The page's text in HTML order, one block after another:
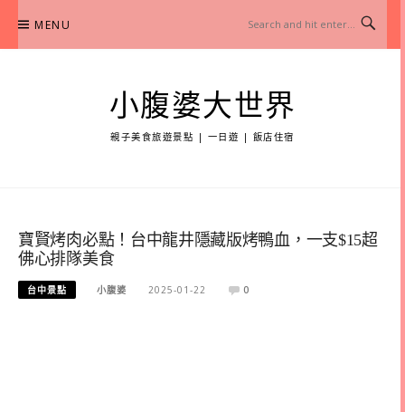
content
MENU
小腹婆大世界
親子美食旅遊景點 | 一日遊 | 飯店住宿
寶賢烤肉必點！台中龍井隱藏版烤鴨血，一支$15超
佛心排隊美食
台中景點 小腹婆 2025-01-22 0